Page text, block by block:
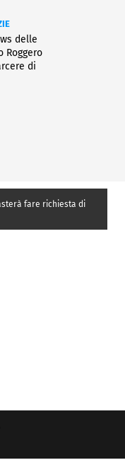
delle
Roggero
di
fare richiesta di